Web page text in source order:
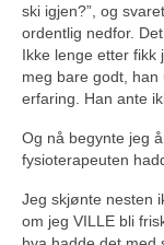
ski igjen?”, og
ordentlig nedfor.
Ikke lenge etter fikk
meg bare godt,
erfaring. Han ante
Og nå begynte jeg
fysioterapeuten
Jeg skjønte nesten
om jeg VILLE bli